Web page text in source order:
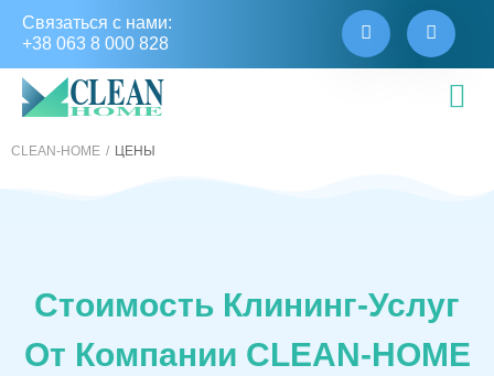
Связаться с нами:
+38 063 8 000 828
CLEAN-HOME ЦЕНЫ
Стоимость Клининг-Услуг
От Компании CLEAN-HOME